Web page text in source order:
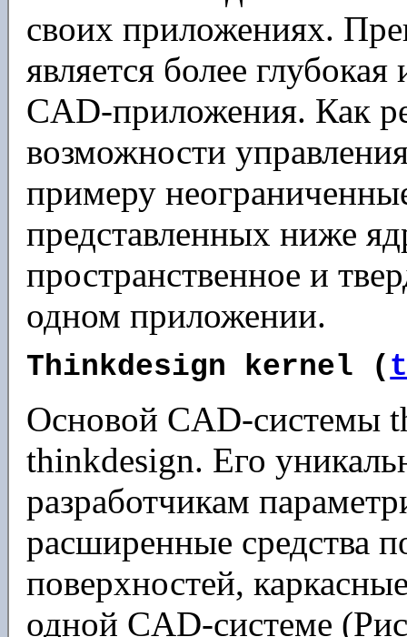
своих приложениях.
является более
CAD-приложения. Как
возможности
примеру
представленных ниже
пространственное и
одном приложении.
Thinkdesign kernel (
Основой CAD-системы
thinkdesign. Его
разработчикам
расширенные средства
поверхностей,
одной CAD-системе